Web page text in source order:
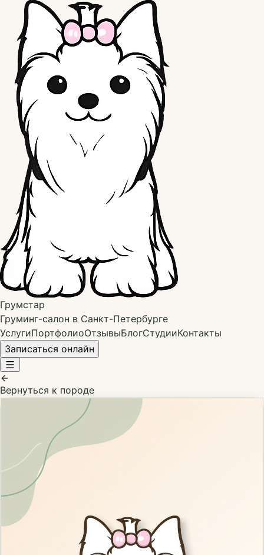
Грумстар
Груминг-салон в Санкт-Петербурге
УслугиПортфолиоОтзывыБлогСтудииКонтакты
Записаться онлайн
Вернуться к породе